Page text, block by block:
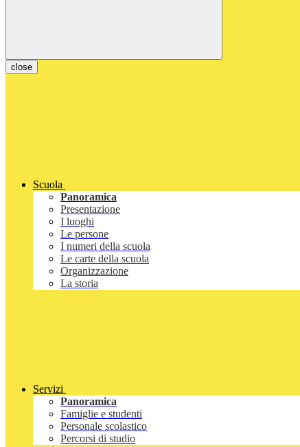
close
Scuola
Panoramica
Presentazione
I luoghi
Le persone
I numeri della scuola
Le carte della scuola
Organizzazione
La storia
Servizi
Panoramica
Famiglie e studenti
Personale scolastico
Percorsi di studio